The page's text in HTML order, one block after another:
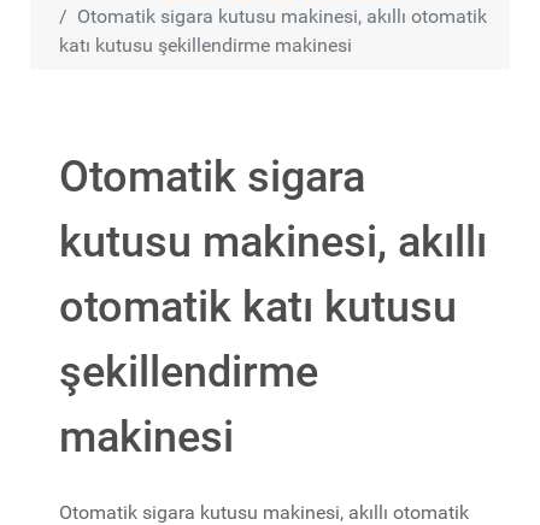
Otomatik sigara kutusu makinesi, akıllı otomatik
katı kutusu şekillendirme makinesi
Otomatik sigara
kutusu makinesi, akıllı
otomatik katı kutusu
şekillendirme
makinesi
Otomatik sigara kutusu makinesi, akıllı otomatik